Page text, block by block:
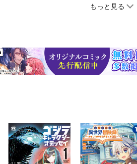
もっと見る